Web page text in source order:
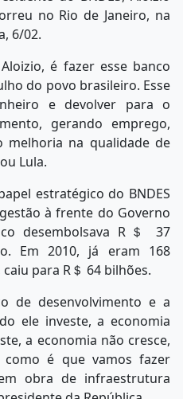
no Rio de Janeiro, na
6/02.
é fazer esse banco
do povo brasileiro. Esse
e devolver para o
gerando emprego,
melhoria na qualidade de
Lula.
estratégico do BNDES
à frente do Governo
desembolsava R＄ 37
Em 2010, já eram 168
para R＄ 64 bilhões.
de desenvolvimento e a
ele investe, a economia
a economia não cresce,
é que vamos fazer
obra de infraestrutura